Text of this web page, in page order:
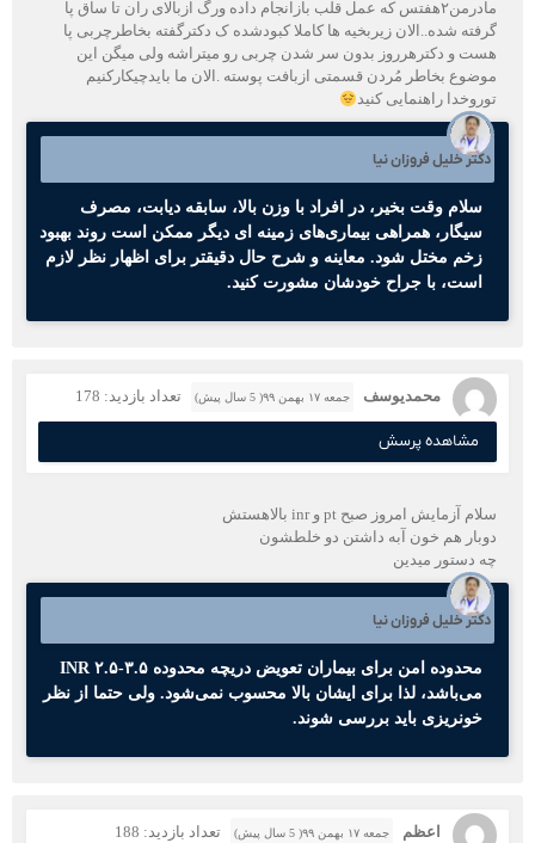
مادرمن۲هفتس که عمل قلب بازانجام داده ورگ ازبالای ران تا ساق پا
گرفته شده..الان زیربخیه ها کاملا کبودشده ک دکترگفته بخاطرچربی پا
هست و دکترهرروز بدون سر شدن چربی رو میتراشه ولی میگن این
موضوع بخاطر مُردن قسمتی ازبافت پوسته‌ .الان ما بایدچیکارکنیم
توروخدا راهنمایی کنید
دکتر خلیل فروزان نیا
سلام وقت بخیر، در افراد با وزن بالا، سابقه دیابت، مصرف
سیگار، همراهی بیماری‌های زمینه ای دیگر ممکن است روند بهبود
زخم مختل شود. معاینه و شرح حال دقیقتر برای اظهار نظر لازم
است، با جراح خودشان مشورت کنید.
محمدیوسف جمعه ۱۷ بهمن ۹۹( 5 سال پیش) تعداد بازدید: 178
مشاهده پرسش
سلام آزمایش امروز صبح pt و inr بالاهستش
دوبار هم خون آبه داشتن دو خلطشون
چه دستور میدین
دکتر خلیل فروزان نیا
محدوده امن برای بیماران تعویض دریچه محدوده INR ۲.۵-۳.۵
می‌باشد، لذا برای ایشان بالا محسوب نمی‌شود. ولی حتما از نظر
خونریزی باید بررسی شوند.
اعظم جمعه ۱۷ بهمن ۹۹( 5 سال پیش) تعداد بازدید: 188